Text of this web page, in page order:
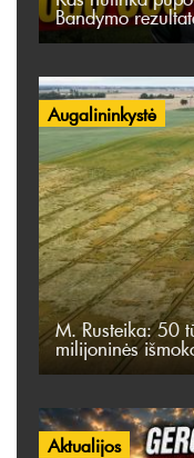
Bandymo
Augalininkystė
M. Rusteika: 50
milijoninės
Aktualijos